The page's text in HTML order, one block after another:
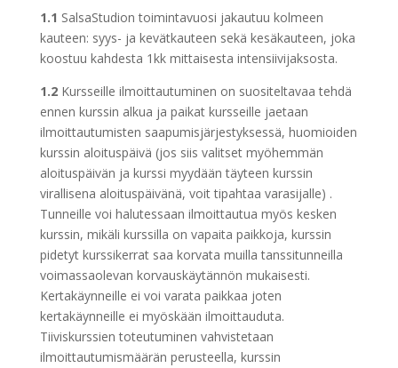
1.1 SalsaStudion toimintavuosi jakautuu kolmeen
kauteen: syys- ja kevätkauteen sekä kesäkauteen, joka
koostuu kahdesta 1kk mittaisesta intensiivijaksosta.
1.2Kursseille ilmoittautuminen on suositeltavaa tehdä
ennen kurssin alkua ja paikat kursseille jaetaan
ilmoittautumisten saapumisjärjestyksessä, huomioiden
kurssin aloituspäivä (jos siis valitset myöhemmän
aloituspäivän ja kurssi myydään täyteen kurssin
virallisena aloituspäivänä, voit tipahtaa varasijalle) .
Tunneille voi halutessaan ilmoittautua myös kesken
kurssin, mikäli kurssilla on vapaita paikkoja, kurssin
pidetyt kurssikerrat saa korvata muilla tanssitunneilla
voimassaolevan korvauskäytännön mukaisesti.
Kertakäynneille ei voi varata paikkaa joten
kertakäynneille ei myöskään ilmoittauduta.
Tiiviskurssien toteutuminen vahvistetaan
ilmoittautumismäärän perusteella, kurssin